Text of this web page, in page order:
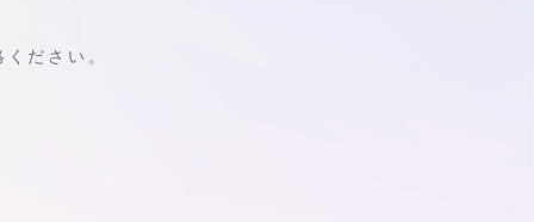
ださい。